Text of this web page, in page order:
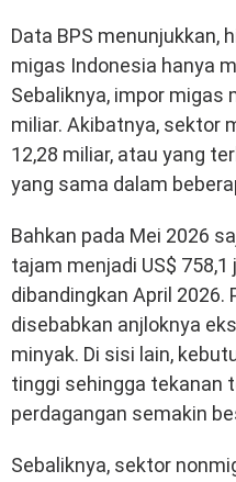
Data BPS menunjukkan,
migas Indonesia hanya
Sebaliknya, impor migas
miliar. Akibatnya, sektor
12,28 miliar, atau yang
yang sama dalam
Bahkan pada Mei 2026
tajam menjadi US$
dibandingkan April 2026.
disebabkan anjloknya
minyak. Di sisi lain,
tinggi sehingga tekanan
perdagangan semakin
Sebaliknya, sektor